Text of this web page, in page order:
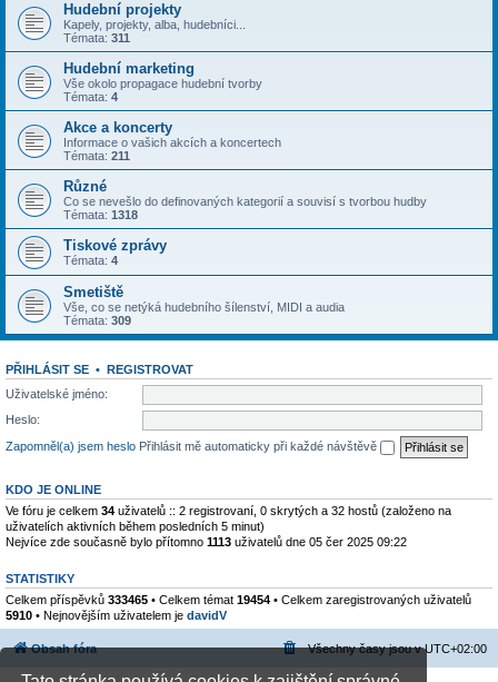
Hudební projekty
Kapely, projekty, alba, hudebníci...
Témata: 311
Hudební marketing
Vše okolo propagace hudební tvorby
Témata: 4
Akce a koncerty
Informace o vašich akcích a koncertech
Témata: 211
Různé
Co se nevešlo do definovaných kategorií a souvisí s tvorbou hudby
Témata: 1318
Tiskové zprávy
Témata: 4
Smetiště
Vše, co se netýká hudebního šílenství, MIDI a audia
Témata: 309
PŘIHLÁSIT SE • REGISTROVAT
Uživatelské jméno:
Heslo:
Zapomněl(a) jsem heslo Přihlásit mě automaticky při každé návštěvě
KDO JE ONLINE
Ve fóru je celkem 34 uživatelů :: 2 registrovaní, 0 skrytých a 32 hostů (založeno na
uživatelích aktivních během posledních 5 minut)
Nejvíce zde současně bylo přítomno 1113 uživatelů dne 05 čer 2025 09:22
STATISTIKY
Celkem příspěvků 333465 • Celkem témat 19454 • Celkem zaregistrovaných uživatelů
5910 • Nejnovějším uživatelem je davidV
Obsah fóra Všechny časy jsou vUTC+02:00